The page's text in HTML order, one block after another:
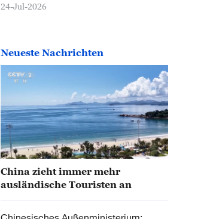
24-Jul-2026
Neueste Nachrichten
China zieht immer mehr
ausländische Touristen an